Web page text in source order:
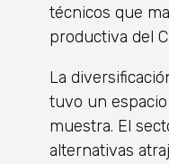
técnicos que
productiva del
La
tuvo un
muestra. El
alternativas